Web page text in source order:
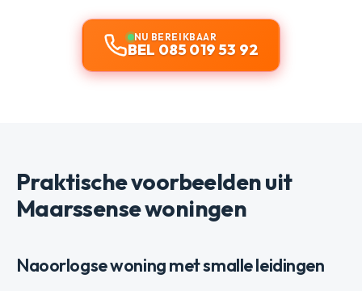
NU BEREIKBAAR
BEL 085 019 53 92
Praktische voorbeelden uit
Maarssense woningen
Naoorlogse woning met smalle leidingen